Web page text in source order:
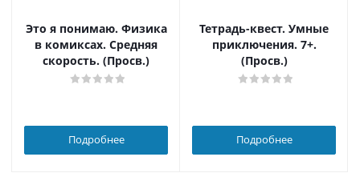
Это я понимаю. Физика
в комиксах. Средняя
скорость. (Просв.)
Подробнее
Тетрадь-квест. Умные
приключения. 7+.
(Просв.)
Подробнее